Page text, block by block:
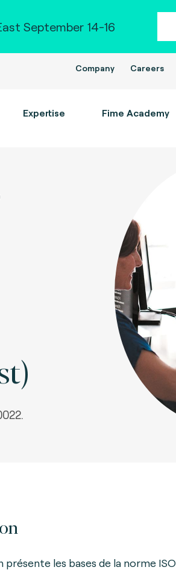
September 14-16
Company Careers
Expertise Fime Academy
les bases de la norme ISO